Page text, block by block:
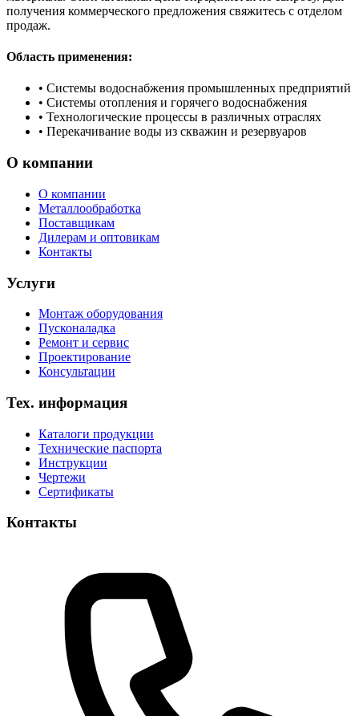
получения коммерческого предложения свяжитесь с отделом
продаж.
Область применения:
• Системы водоснабжения промышленных предприятий
• Системы отопления и горячего водоснабжения
• Технологические процессы в различных отраслях
• Перекачивание воды из скважин и резервуаров
О компании
О компании
Металлообработка
Поставщикам
Дилерам и оптовикам
Контакты
Услуги
Монтаж оборудования
Пусконаладка
Ремонт и сервис
Проектирование
Консультации
Тех. информация
Каталоги продукции
Технические паспорта
Инструкции
Чертежи
Сертификаты
Контакты